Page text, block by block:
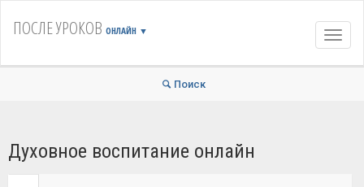
ПОСЛЕ УРОКОВ ОНЛАЙН ▼
Поиск
Духовное воспитание онлайн